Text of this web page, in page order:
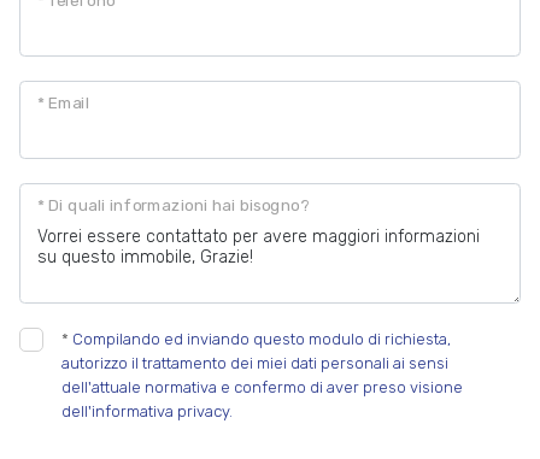
* Email
* Di quali informazioni hai bisogno?
* Compilando ed inviando questo modulo di richiesta,
autorizzo il trattamento dei miei dati personali ai sensi
dell'attuale normativa e confermo di aver preso visione
dell'informativa privacy.